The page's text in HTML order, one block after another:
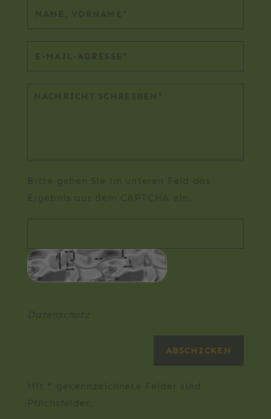
Bitte geben Sie im unteren Feld das
Ergebnis aus dem CAPTCHA ein.
Datenschutz
Mit * gekennzeichnete Felder sind
Pflichtfelder.